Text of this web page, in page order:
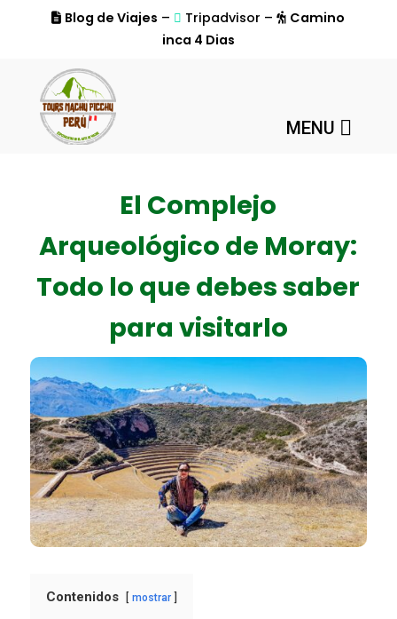
Blog de Viajes – Tripadvisor –
Camino
inca 4 Dias
MENU
El Complejo
Arqueológico de Moray:
Todo lo que debes saber
para visitarlo
Contenidos mostrar